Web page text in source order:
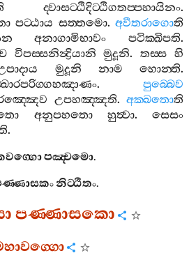
ද‍්වාසට‍්ඨිදිට‍්ඨිගතප‍්පහායිනං.
පට‍්ඨාය සත‍්තමො. අවීතරාගොති
අනාගාමිභාවං පටික‍්ඛිපති.
විපස‍්සනින්‍ද්‍රියානි මුදූනි.තස‍්ස හි
මුදූනි නාම හොන‍්ති.
. පුබ‍්බෙව
උපහඤ‍්ඤති.අක‍්ඛතොති
අනුපහතො හුත්‍වා. සෙසං
.
පඤ‍්චමො.
නිට‍්ඨිතං.
පණ‍්ණාසකො